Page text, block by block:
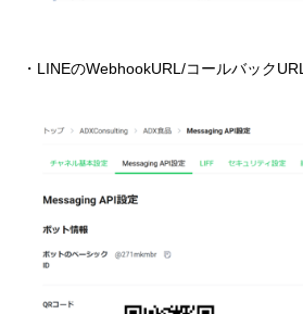
・LINEのWebhookURL/コールバックURL